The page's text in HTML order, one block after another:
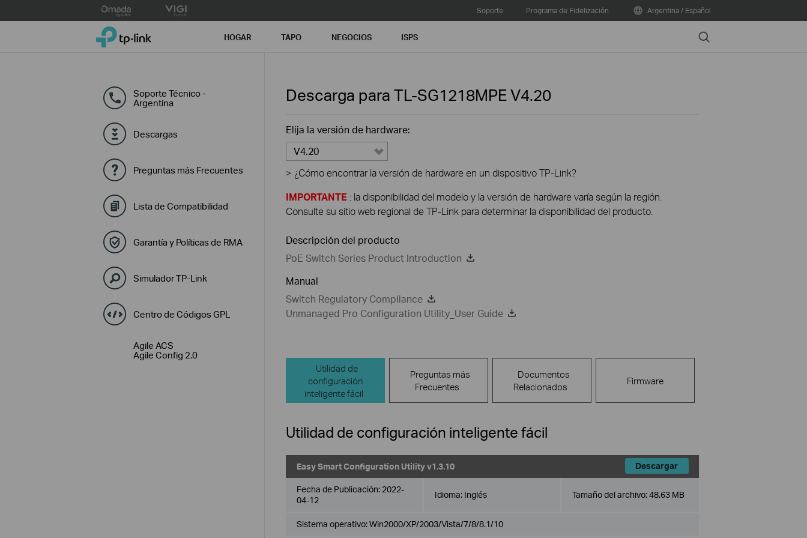
to
Soporte Programa de Fidelización Argentina / Español
TP-Link, Reliably Smart HOGAR TAPO NEGOCIOS ISPS Search
Soporte Técnico -
Argentina
Descargas
Preguntas más Frecuentes
Lista de Compatibilidad
Garantía y Políticas de RMA
Simulador TP-Link
Centro de Códigos GPL
Agile ACS
Agile Config 2.0
Descarga para TL-SG1218MPE V4.20
Elija la versión de hardware:
V4.20
> ¿Cómo encontrar la versión de hardware en un dispositivo TP-Link?
IMPORTANTE : la disponibilidad del modelo y la versión de hardware varía según la región.
Consulte su sitio web regional de TP-Link para determinar la disponibilidad del producto.
Descripción del producto
PoE Switch Series Product Introduction
Manual
Switch Regulatory Compliance
Unmanaged Pro Configuration Utility_User Guide
Utilidad de
configuración
inteligente fácil
Preguntas más
Frecuentes
Documentos
Relacionados
Firmware
Utilidad de configuración inteligente fácil
Easy Smart Configuration Utility v1.3.10 Descargar
Fecha de Publicación: 2022-
04-12
Idioma: Inglés Tamaño del archivo:48.63 MB
Sistema operativo: Win2000/XP/2003/Vista/7/8/8.1/10